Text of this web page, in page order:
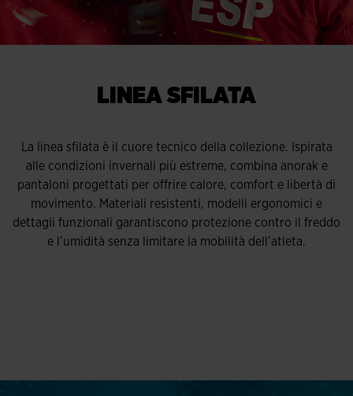
LINEA SFILATA
La linea sfilata è il cuore tecnico della collezione. Ispirata
alle condizioni invernali più estreme, combina anorak e
pantaloni progettati per offrire calore, comfort e libertà di
movimento. Materiali resistenti, modelli ergonomici e
dettagli funzionali garantiscono protezione contro il freddo
e l’umidità senza limitare la mobilità dell’atleta.